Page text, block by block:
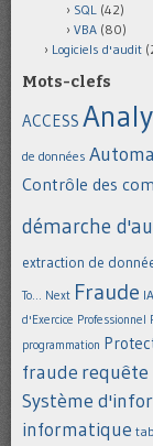
SQL (42)
VBA (80)
Logiciels d'audit
Mots-clefs
ACCESS
de données
Contrôle des
démarche
extraction de
To... Next Fraude IA
d'Exercice Professionnel
programmation
fraude requête
Système
informatique